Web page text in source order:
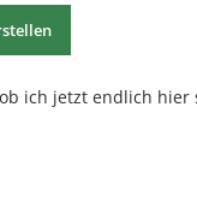
ich jetzt endlich hier